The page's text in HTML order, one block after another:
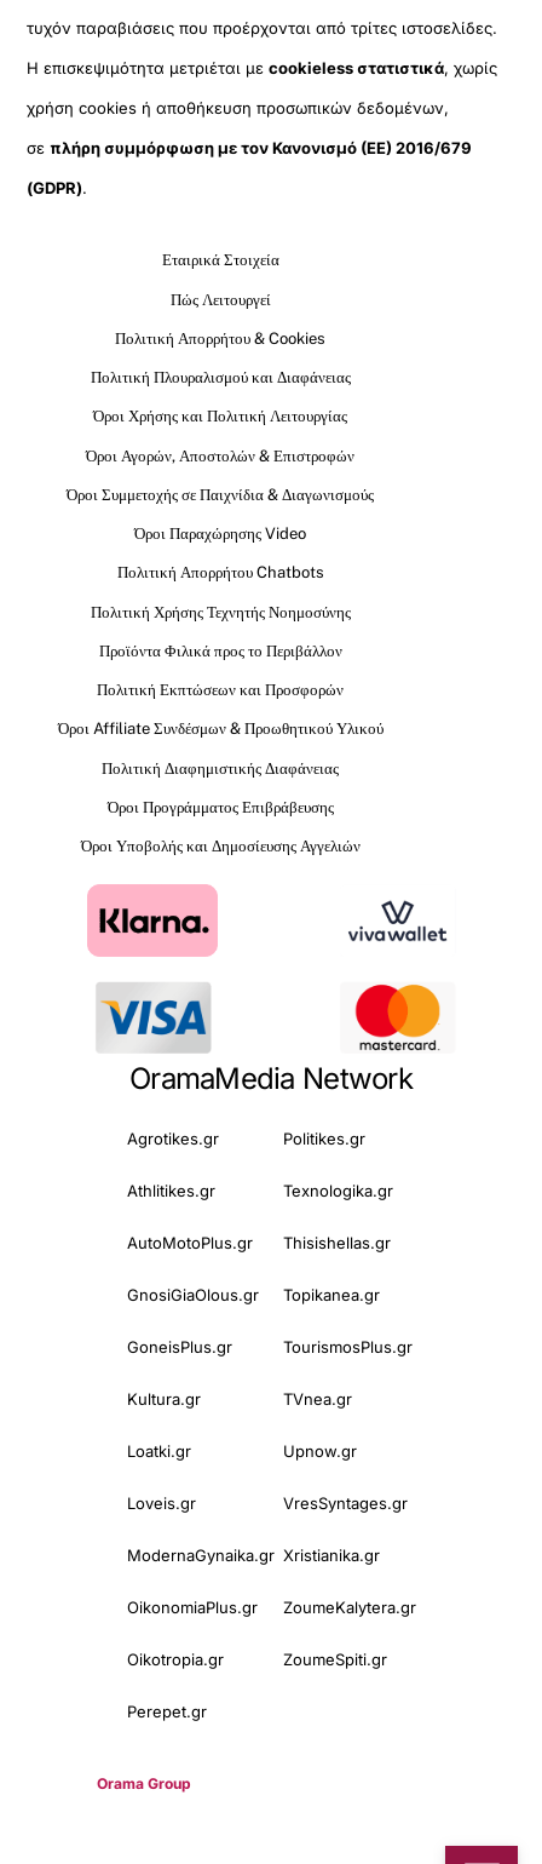
τυχόν παραβιάσεις που προέρχονται από τρίτες ιστοσελίδες.
Η επισκεψιμότητα μετριέται μεcookieless στατιστικά, χωρίς
χρήση cookies ή αποθήκευση προσωπικών δεδομένων,
σεπλήρη συμμόρφωση με τον Κανονισμό (ΕΕ) 2016/679
(GDPR).
Εταιρικά Στοιχεία
Πώς Λειτουργεί
Πολιτική Απορρήτου & Cookies
Πολιτική Πλουραλισμού και Διαφάνειας
Όροι Χρήσης και Πολιτική Λειτουργίας
Όροι Αγορών, Αποστολών & Επιστροφών
Όροι Συμμετοχής σε Παιχνίδια & Διαγωνισμούς
Όροι Παραχώρησης Video
Πολιτική Απορρήτου Chatbots
Πολιτική Χρήσης Τεχνητής Νοημοσύνης
Προϊόντα Φιλικά προς το Περιβάλλον
Πολιτική Εκπτώσεων και Προσφορών
Όροι Affiliate Συνδέσμων & Προωθητικού Υλικού
Πολιτική Διαφημιστικής Διαφάνειας
Όροι Προγράμματος Επιβράβευσης
Όροι Υποβολής και Δημοσίευσης Αγγελιών
OramaMedia Network
Agrotikes.gr Politikes.gr
Athlitikes.gr Texnologika.gr
AutoMotoPlus.gr Thisishellas.gr
GnosiGiaOlous.gr Topikanea.gr
GoneisPlus.gr TourismosPlus.gr
Kultura.gr TVnea.gr
Loatki.gr Upnow.gr
Loveis.gr VresSyntages.gr
ModernaGynaika.gr Xristianika.gr
OikonomiaPlus.gr ZoumeKalytera.gr
Oikotropia.gr ZoumeSpiti.gr
Perepet.gr
Orama Group